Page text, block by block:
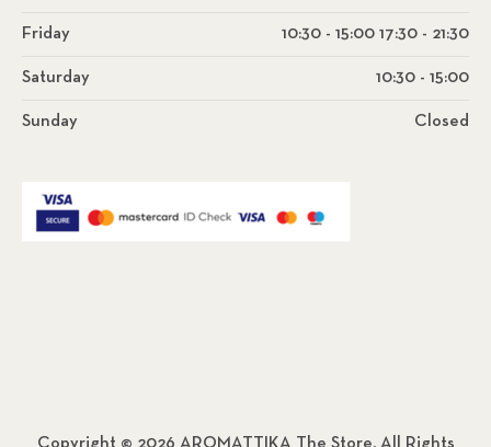
Friday 10:30 - 15:00 17:30 - 21:30
Saturday 10:30 - 15:00
Sunday Closed
Copyright © 2026 AROMATTIKA The Store. All Rights